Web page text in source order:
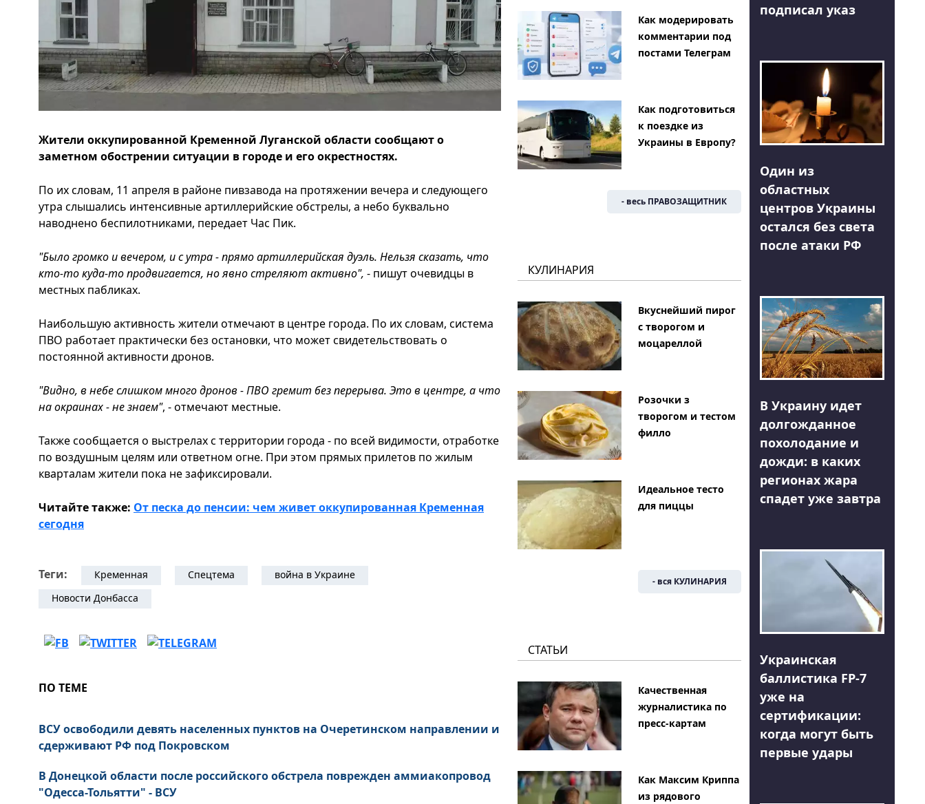
Жители оккупированной Кременной Луганской области сообщают о
заметном обострении ситуации в городе и его окрестностях.
По их словам, 11 апреля в районе пивзавода на протяжении вечера и следующего
утра слышались интенсивные артиллерийские обстрелы, а небо буквально
наводнено беспилотниками, передает Час Пик.
"Было громко и вечером, и с утра - прямо артиллерийская дуэль. Нельзя сказать, что
кто-то куда-то продвигается, но явно стреляют активно", - пишут очевидцы в
местных пабликах.
Наибольшую активность жители отмечают в центре города. По их словам, система
ПВО работает практически без остановки, что может свидетельствовать о
постоянной активности дронов.
"Видно, в небе слишком много дронов - ПВО гремит без перерыва. Это в центре, а что
на окраинах - не знаем", - отмечают местные.
Также сообщается о выстрелах с территории города - по всей видимости, отработке
по воздушным целям или ответном огне. При этом прямых прилетов по жилым
кварталам жители пока не зафиксировали.
Читайте также: От песка до пенсии: чем живет оккупированная Кременная
сегодня
Теги: Кременная Спецтема
война в Украине
Новости Донбасса
ПО ТЕМЕ
ВСУ освободили девять населенных пунктов на Очеретинском направлении и
сдерживают РФ под Покровском
В Донецкой области после российского обстрела поврежден аммиакопровод
"Одесса-Тольятти" - ВСУ
Как модерировать
комментарии под
постами Телеграм
Как подготовиться
к поездке из
Украины в Европу?
- весь ПРАВОЗАЩИТНИК
КУЛИНАРИЯ
Вкуснейший пирог
с творогом и
моцареллой
Розочки з
творогом и тестом
филло
Идеальное тесто
для пиццы
- вся КУЛИНАРИЯ
СТАТЬИ
Качественная
журналистика по
пресс-картам
Как Максим Криппа
из рядового
подписал указ
Один из
областных
центров Украины
остался без света
после атаки РФ
В Украину идет
долгожданное
похолодание и
дожди: в каких
регионах жара
спадет уже завтра
Украинская
баллистика FP-7
уже на
сертификации:
когда могут быть
первые удары